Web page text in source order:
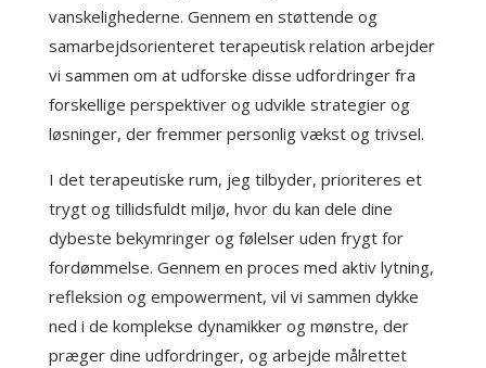
vanskelighederne. Gennem en støttende og
samarbejdsorienteret terapeutisk relation arbejder
vi sammen om at udforske disse udfordringer fra
forskellige perspektiver og udvikle strategier og
løsninger, der fremmer personlig vækst og trivsel.
I det terapeutiske rum, jeg tilbyder, prioriteres et
trygt og tillidsfuldt miljø, hvor du kan dele dine
dybeste bekymringer og følelser uden frygt for
fordømmelse. Gennem en proces med aktiv lytning,
refleksion og empowerment, vil vi sammen dykke
ned i de komplekse dynamikker og mønstre, der
præger dine udfordringer, og arbejde målrettet